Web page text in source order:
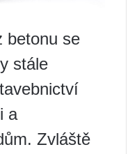
betonu se
stále
a
Zvláště